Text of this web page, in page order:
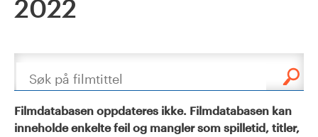
2022
Søk
Filmdatabasen oppdateres ikke. Filmdatabasen kan
inneholde enkelte feil og mangler som spilletid, titler,